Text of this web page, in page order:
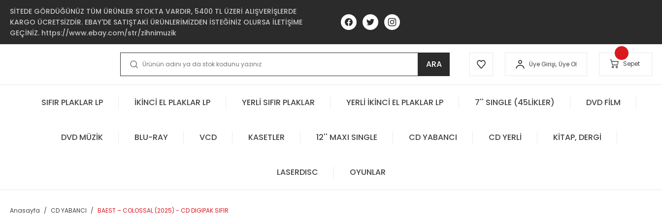
SİTEDE GÖRDÜĞÜNÜZ TÜM ÜRÜNLER STOKTA VARDIR, 5400 TL ÜZERİ ALIŞVERİŞLERDE
KARGO ÜCRETSİZDİR. EBAY'DE SATIŞTAKİ ÜRÜNLERİMİZDEN İSTEĞİNİZ OLURSA İLETİŞİME
GEÇİNİZ. https://www.ebay.com/str/zihnimuzik
ARA Üye Girişi, Üye Ol Sepet
SIFIR PLAKLAR LP İKİNCİ EL PLAKLAR LP YERLİ SIFIR PLAKLAR YERLİ İKİNCİ EL PLAKLAR LP 7'' SINGLE (45LİKLER) DVD FİLM
DVD MÜZİK BLU-RAY VCD KASETLER 12'' MAXI SINGLE CD YABANCI CD YERLİ KİTAP, DERGİ
LASERDISC OYUNLAR
Anasayfa CD YABANCI BAEST – COLOSSAL (2025) - CD DIGIPAK SIFIR